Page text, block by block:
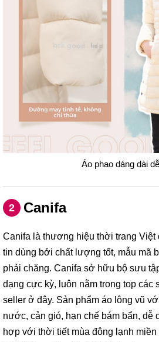
Áo phao dáng dài
2 Canifa
Canifa là thương hiệu thời trang
tin dùng bởi chất lượng tốt, mẫu mã
phải chăng. Canifa sở hữu bộ sưu
dạng cực kỳ, luôn nằm trong top các
seller ở đây. Sản phẩm áo lông vũ
nước, cản gió, hạn chế bám bẩn, dễ
hợp với thời tiết mùa đông lạnh